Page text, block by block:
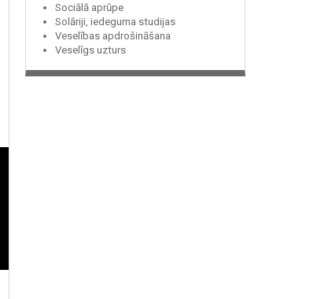
Sociālā aprūpe
Solāriji, iedeguma studijas
Veselības apdrošināšana
Veselīgs uzturs